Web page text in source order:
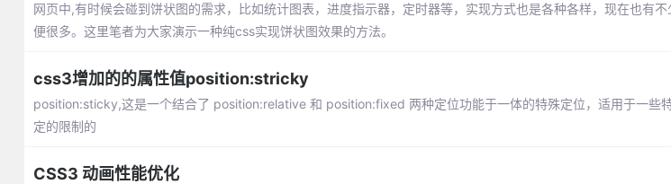
网页中,有时候会碰到饼状图的需求，比如统计图表，进度指示器，定时器等，实现方式也是各种各样，现在也有
便很多。这里笔者为大家演示一种纯css实现饼状图效果的方法。
css3增加的的属性值position:stricky
position:sticky,这是一个结合了 position:relative 和 position:fixed 两种定位功能于一体的特殊定位，适用于一些
定的限制的
CSS3 动画性能优化